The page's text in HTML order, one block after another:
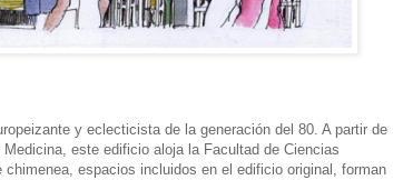
y eclecticista de la generación del 80. A partir de
este edificio aloja la Facultad de Ciencias
espacios incluidos en el edificio original, forman